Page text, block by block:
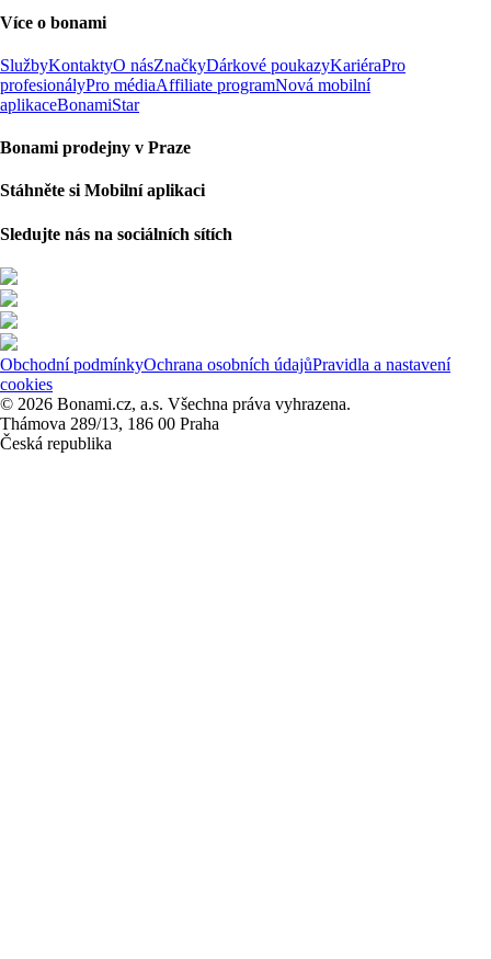
Více o bonami
SlužbyKontaktyO násZnačkyDárkové poukazyKariéraPro
profesionályPro médiaAffiliate programNová mobilní
aplikaceBonamiStar
Bonami prodejny v Praze
Stáhněte si Mobilní aplikaci
Sledujte nás na sociálních sítích
Obchodní podmínkyOchrana osobních údajůPravidla a nastavení
cookies
© 2026 Bonami.cz, a.s. Všechna práva vyhrazena.
Thámova 289/13, 186 00 Praha
Česká republika